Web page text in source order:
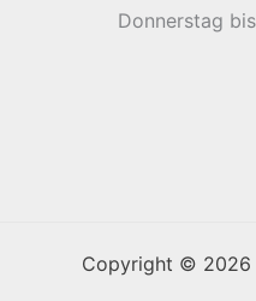
Donnerstag
Copyright © 2026